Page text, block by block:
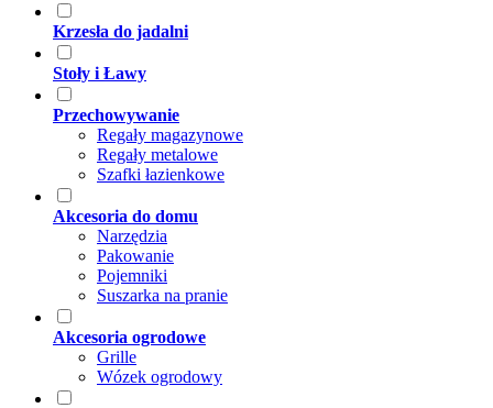
Krzesła do jadalni
Stoły i Ławy
Przechowywanie
Regały magazynowe
Regały metalowe
Szafki łazienkowe
Akcesoria do domu
Narzędzia
Pakowanie
Pojemniki
Suszarka na pranie
Akcesoria ogrodowe
Grille
Wózek ogrodowy